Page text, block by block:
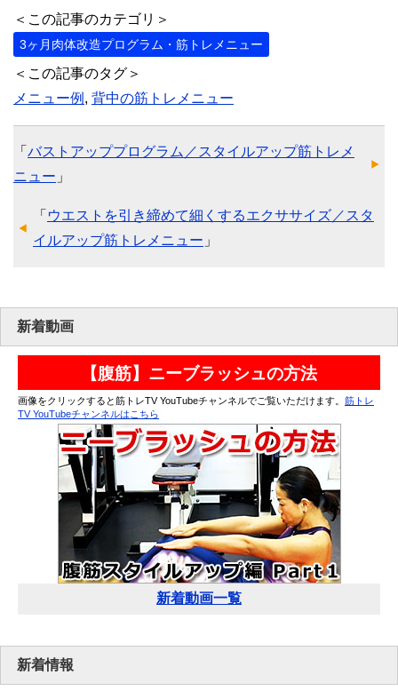
＜この記事のカテゴリ＞
3ヶ月肉体改造プログラム・筋トレメニュー
＜この記事のタグ＞
メニュー例 , 背中の筋トレメニュー
「 バストアッププログラム／スタイルアップ筋トレメ
ニュー 」
「 ウエストを引き締めて細くするエクササイズ／スタ
イルアップ筋トレメニュー 」
新着動画
【腹筋】ニーブラッシュの方法
画像をクリックすると筋トレTV YouTubeチャンネルでご覧いただけます。 筋トレ
TV YouTubeチャンネルはこちら
新着動画一覧
新着情報